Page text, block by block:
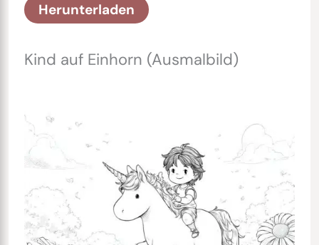
Herunterladen
Kind auf Einhorn (Ausmalbild)